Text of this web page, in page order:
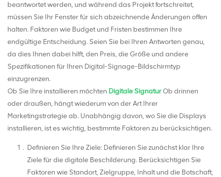
beantwortet werden, und während das Projekt fortschreitet,
müssen Sie Ihr Fenster für sich abzeichnende Änderungen offen
halten. Faktoren wie Budget und Fristen bestimmen Ihre
endgültige Entscheidung. Seien Sie bei Ihren Antworten genau,
da dies Ihnen dabei hilft, den Preis, die Größe und andere
Spezifikationen für Ihren Digital-Signage-Bildschirmtyp
einzugrenzen.
Ob Sie Ihre installieren möchten Digitale Signatur Ob drinnen
oder draußen, hängt wiederum von der Art Ihrer
Marketingstrategie ab. Unabhängig davon, wo Sie die Displays
installieren, ist es wichtig, bestimmte Faktoren zu berücksichtigen.
Definieren Sie Ihre Ziele: Definieren Sie zunächst klar Ihre
Ziele für die digitale Beschilderung. Berücksichtigen Sie
Faktoren wie Standort, Zielgruppe, Inhalt und die Botschaft,